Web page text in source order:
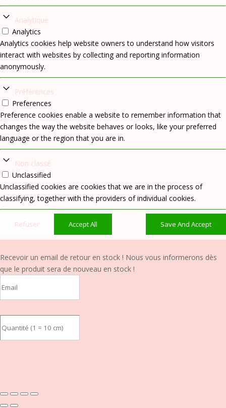
Analytique
Analytics
Analytics cookies help website owners to understand how visitors
interact with websites by collecting and reporting information
anonymously.
Préférences
Preferences
Preference cookies enable a website to remember information that
changes the way the website behaves or looks, like your preferred
language or the region that you are in.
Non classé
Unclassified
Unclassified cookies are cookies that we are in the process of
classifying, together with the providers of individual cookies.
Refuser Accept All Save And Accept
Recevoir un email de retour en stock ! Nous vous informerons dès
que le produit sera de nouveau en stock !